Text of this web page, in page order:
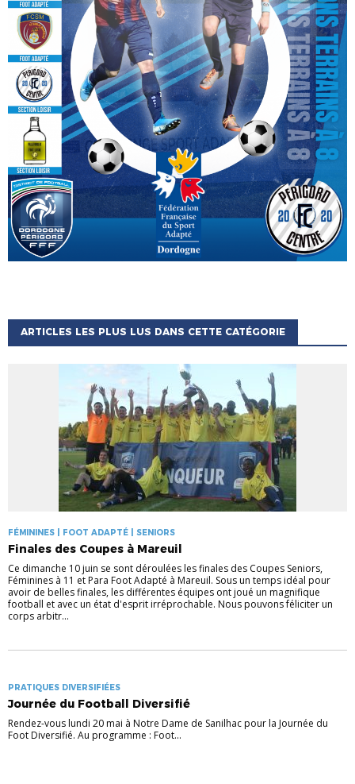
ARTICLES LES PLUS LUS DANS CETTE CATÉGORIE
FÉMININES | FOOT ADAPTÉ | SENIORS
Finales des Coupes à Mareuil
Ce dimanche 10 juin se sont déroulées les finales des Coupes Seniors,
Féminines à 11 et Para Foot Adapté à Mareuil. Sous un temps idéal pour
avoir de belles finales, les différentes équipes ont joué un magnifique
football et avec un état d'esprit irréprochable. Nous pouvons féliciter un
corps arbitr...
PRATIQUES DIVERSIFIÉES
Journée du Football Diversifié
Rendez-vous lundi 20 mai à Notre Dame de Sanilhac pour la Journée du
Foot Diversifié. Au programme : Foot...